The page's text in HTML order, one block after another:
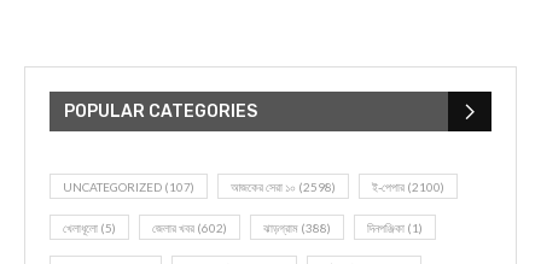
POPULAR CATEGORIES
UNCATEGORIZED (107) আজকের সেরা ১০ (2598) ই-পেপার (2100)
খেলাধূলো (5) জেলার খবর (602) ঝাড়গ্রাম (388) দিনপঞ্জিকা (1)